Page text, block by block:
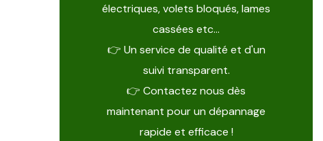
électriques, volets bloqués, lames
cassées etc…
👉 Un service de qualité et d'un
suivi transparent.
👉 Contactez nous dès
maintenant pour un dépannage
rapide et efficace !